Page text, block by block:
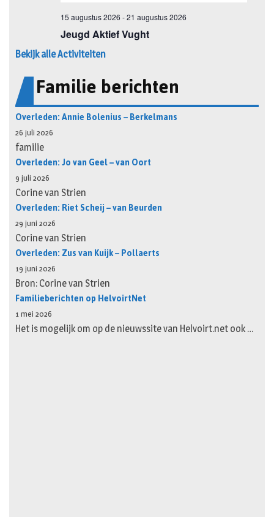
Bekijk alle Activiteiten
Familie berichten
Overleden: Annie Bolenius – Berkelmans
26 juli 2026
familie
Overleden: Jo van Geel – van Oort
9 juli 2026
Corine van Strien
Overleden: Riet Scheij – van Beurden
29 juni 2026
Corine van Strien
Overleden: Zus van Kuijk – Pollaerts
19 juni 2026
Bron: Corine van Strien
Familieberichten op HelvoirtNet
1 mei 2026
Het is mogelijk om op de nieuwssite van Helvoirt.net ook …